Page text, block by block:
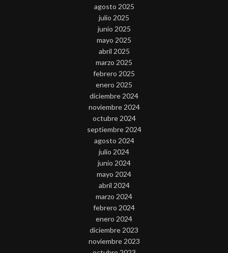
agosto 2025
julio 2025
junio 2025
mayo 2025
abril 2025
marzo 2025
febrero 2025
enero 2025
diciembre 2024
noviembre 2024
octubre 2024
septiembre 2024
agosto 2024
julio 2024
junio 2024
mayo 2024
abril 2024
marzo 2024
febrero 2024
enero 2024
diciembre 2023
noviembre 2023